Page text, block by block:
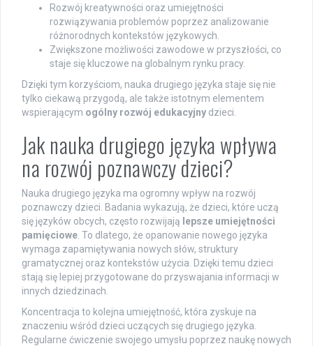
Rozwój kreatywności oraz umiejętności
rozwiązywania problemów poprzez analizowanie
różnorodnych kontekstów językowych.
Zwiększone możliwości zawodowe w przyszłości, co
staje się kluczowe na globalnym rynku pracy.
Dzięki tym korzyściom, nauka drugiego języka staje się nie
tylko ciekawą przygodą, ale także istotnym elementem
wspierającym ogólny rozwój edukacyjny dzieci.
Jak nauka drugiego języka wpływa
na rozwój poznawczy dzieci?
Nauka drugiego języka ma ogromny wpływ na rozwój
poznawczy dzieci. Badania wykazują, że dzieci, które uczą
się języków obcych, często rozwijają lepsze umiejętności
pamięciowe . To dlatego, że opanowanie nowego języka
wymaga zapamiętywania nowych słów, struktury
gramatycznej oraz kontekstów użycia. Dzięki temu dzieci
stają się lepiej przygotowane do przyswajania informacji w
innych dziedzinach.
Koncentracja to kolejna umiejętność, która zyskuje na
znaczeniu wśród dzieci uczących się drugiego języka.
Regularne ćwiczenie swojego umysłu poprzez naukę nowych